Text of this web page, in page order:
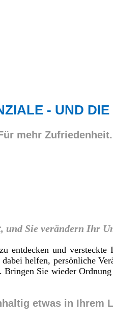
- UND
mehr Zufriedenheit.
und Sie verändern Ihr
entdecken und versteckte
helfen, persönliche
Sie wieder
etwas in Ihrem